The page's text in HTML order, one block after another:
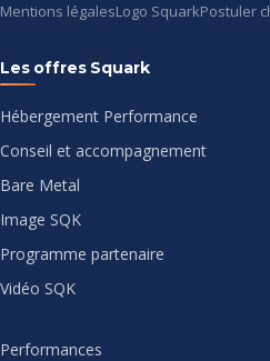
Mentions légalesLogo SquarkPostuler
Les offres Squark
Hébergement Performance
Conseil et accompagnement
Bare Metal
Image SQK
Programme partenaire
Vidéo SQK
Performances